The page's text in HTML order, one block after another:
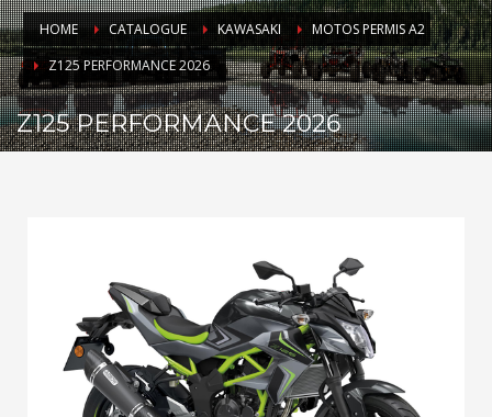
HOME CATALOGUE KAWASAKI
MOTOS PERMIS A2
Z125 PERFORMANCE 2026
Z125 PERFORMANCE 2026